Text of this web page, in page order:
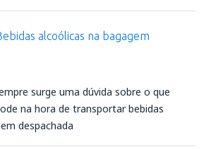
alcoólicas na bagagem
surge uma dúvida sobre o que
na hora de transportar bebidas
despachada